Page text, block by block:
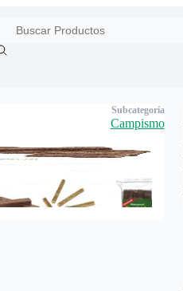
Subcategoría
Campismo